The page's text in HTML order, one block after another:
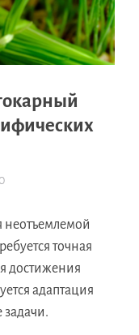
0
неотъемлемой
точная
достижения
адаптация
задачи.